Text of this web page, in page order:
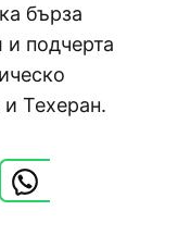
бърза
подчерта
Техеран.